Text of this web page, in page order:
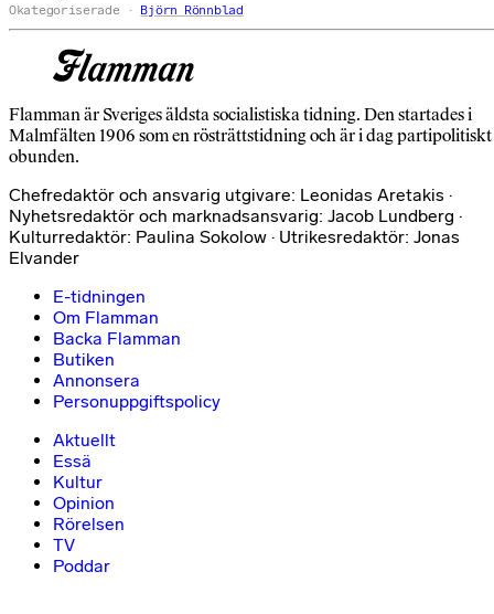
Okategoriserade Björn Rönnblad
Flamman är Sveriges äldsta socialistiska tidning. Den startades i
Malmfälten 1906 som en rösträttstidning och är i dag partipolitiskt
obunden.
Chefredaktör och ansvarig utgivare: Leonidas Aretakis ·
Nyhetsredaktör och marknadsansvarig: Jacob Lundberg ·
Kulturredaktör: Paulina Sokolow · Utrikesredaktör: Jonas
Elvander
E-tidningen
Om Flamman
Backa Flamman
Butiken
Annonsera
Personuppgiftspolicy
Aktuellt
Essä
Kultur
Opinion
Rörelsen
TV
Poddar